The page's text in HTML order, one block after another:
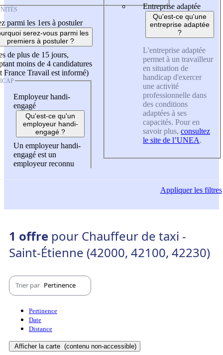
parmi les 1ers à postuler
serez-vous parmi les
premiers à postuler ?
de plus de 15 jours,
moins de 4 candidatures
France Travail est informé)
Employeur handi-
engagé
Qu'est-ce qu'un
employeur handi-
engagé ?
Un employeur handi-
engagé est un
employeur reconnu
Entreprise adaptée
Qu'est-ce qu'une
entreprise adaptée
?
L'entreprise adaptée
permet à un travailleur
en situation de
handicap d'exercer
une activité
professionnelle dans
des conditions
adaptées à ses
capacités. Pour en
savoir plus, consultez
le site de l’UNEA.
Appliquerles filtres
1 offre pour Chauffeur de taxi -
Saint-Étienne (42000, 42100, 42230)
Trier par Pertinence
Pertinence
Date
Distance
Afficher la carte (contenu non-accessible)